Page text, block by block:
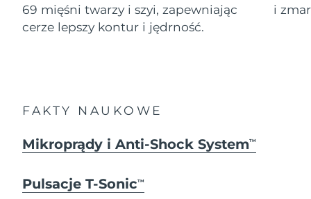
69 mięśni twarzy i szyi, zapewniając
cerze lepszy kontur i jędrność.
i
FAKTY NAUKOWE
Mikroprądy i Anti-Shock SystemTM
Pulsacje T-SonicTM
Kupuj
Węgry
Oczekiwany czas dostawy
Indonezja
Irlandia
Oczekiwany czas dostawy
8/12/26
Wyspa Man